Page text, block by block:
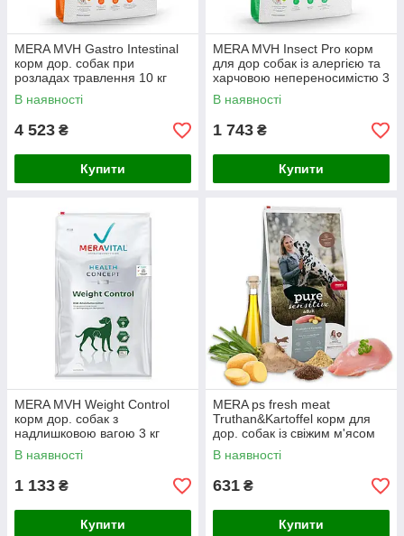
MERA MVH Gastro Intestinal
корм дор. собак при
розладах травлення 10 кг
В наявності
4 523 ₴
Купити
MERA MVH Insect Pro корм
для дор собак із алергією та
харчовою непереносимістю 3
кг
В наявності
1 743 ₴
Купити
MERA MVH Weight Control
корм дор. собак з
надлишковою вагою 3 кг
В наявності
1 133 ₴
Купити
MERA ps fresh meat
Truthan&Kartoffel корм для
дор. собак із свіжим м'ясом
індички і картоплі; без/зерн
1кг
В наявності
631 ₴
Купити